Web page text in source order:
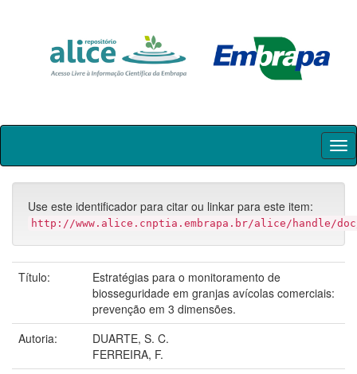
Skip
Use este identificador para citar ou linkar para este item:
http://www.alice.cnptia.embrapa.br/alice/handle/doc/
Título:
Estratégias para o monitoramento de
biosseguridade em granjas avícolas comerciais:
prevenção em 3 dimensões.
Autoria:
DUARTE, S. C.
FERREIRA, F.